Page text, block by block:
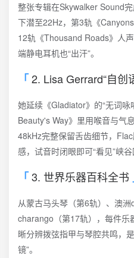
整张专辑在Skywalker Sound
下潜至22Hz，第3轨《
12轨《Thousand Roads》人
端静电耳机也“出汗”。
2. Lisa Gerrard“自创
她延续《Gladiator》的“无词咏
Beauty's Way》里用喉音与气
48kHz完整保留舌齿细节，
感，试音时闭眼即可“看见”峡谷
3. 世界乐器百科全书
从蒙古马头琴（第6轨）、澳
charango（第17轨），每件乐
晰分辨拨弦指甲与琴腔共鸣，
镜”。